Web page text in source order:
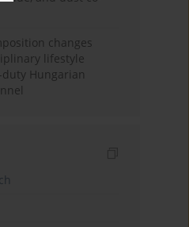
changes
lifestyle
Hungarian